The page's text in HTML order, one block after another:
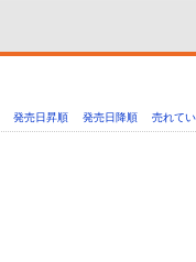
発売日昇順 発売日降順 売れて